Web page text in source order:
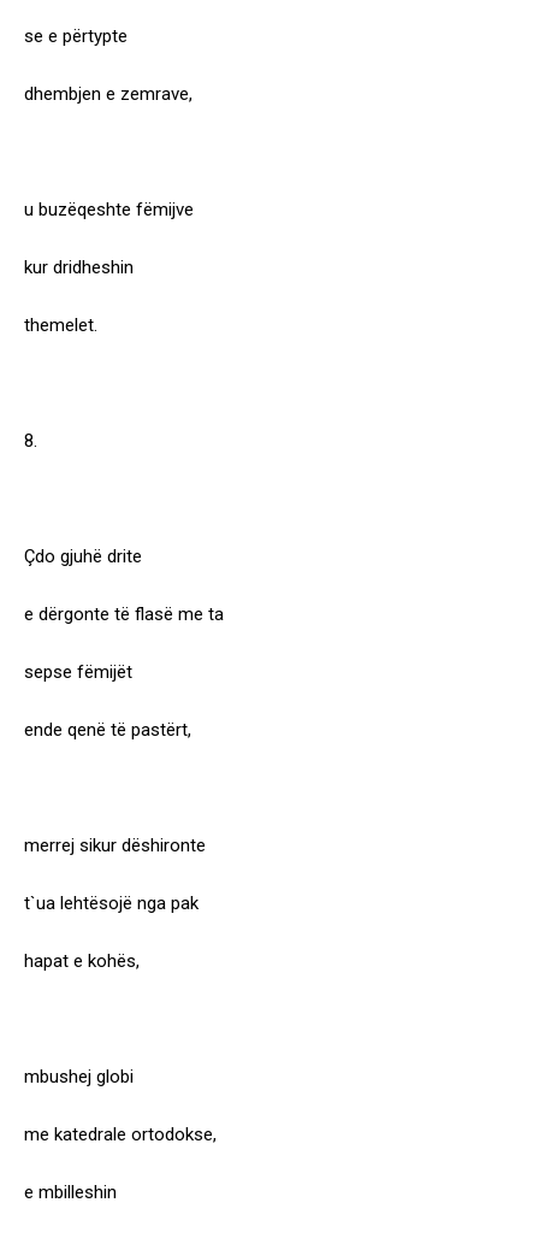
se e përtypte
dhembjen e zemrave,
u buzëqeshte fëmijve
kur dridheshin
themelet.
8.
Çdo gjuhë drite
e dërgonte të flasë me ta
sepse fëmijët
ende qenë të pastërt,
merrej sikur dëshironte
t`ua lehtësojë nga pak
hapat e kohës,
mbushej globi
me katedrale ortodokse,
e mbilleshin